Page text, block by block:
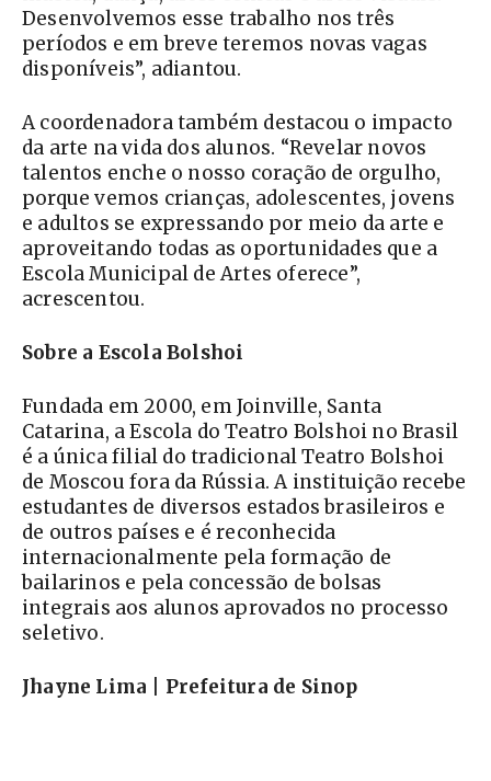
Desenvolvemos esse trabalho nos três
períodos e em breve teremos novas vagas
disponíveis”, adiantou.
A coordenadora também destacou o impacto
da arte na vida dos alunos. “Revelar novos
talentos enche o nosso coração de orgulho,
porque vemos crianças, adolescentes, jovens
e adultos se expressando por meio da arte e
aproveitando todas as oportunidades que a
Escola Municipal de Artes oferece”,
acrescentou.
Sobre a Escola Bolshoi
Fundada em 2000, em Joinville, Santa
Catarina, a Escola do Teatro Bolshoi no Brasil
é a única filial do tradicional Teatro Bolshoi
de Moscou fora da Rússia. A instituição recebe
estudantes de diversos estados brasileiros e
de outros países e é reconhecida
internacionalmente pela formação de
bailarinos e pela concessão de bolsas
integrais aos alunos aprovados no processo
seletivo.
Jhayne Lima | Prefeitura de Sinop